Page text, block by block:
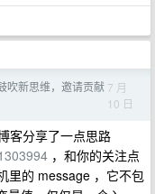
吹新思维，邀请贡献 7 月
10 日
客分享了一点思路
，和你的关注点
里的 message ，它不包